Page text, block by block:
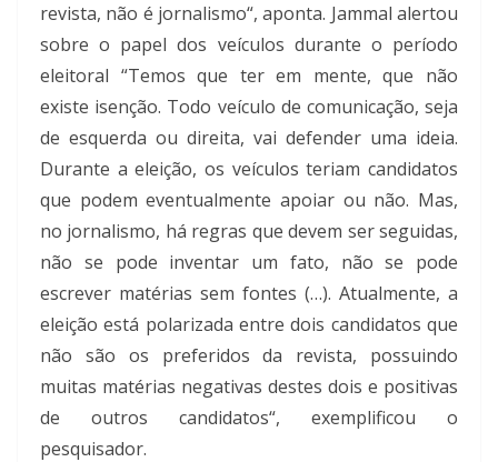
revista, não é jornalismo“, aponta. Jammal alertou
sobre o papel dos veículos durante o período
eleitoral “Temos que ter em mente, que não
existe isenção. Todo veículo de comunicação, seja
de esquerda ou direita, vai defender uma ideia.
Durante a eleição, os veículos teriam candidatos
que podem eventualmente apoiar ou não. Mas,
no jornalismo, há regras que devem ser seguidas,
não se pode inventar um fato, não se pode
escrever matérias sem fontes (…). Atualmente, a
eleição está polarizada entre dois candidatos que
não são os preferidos da revista, possuindo
muitas matérias negativas destes dois e positivas
de outros candidatos“, exemplificou o
pesquisador.